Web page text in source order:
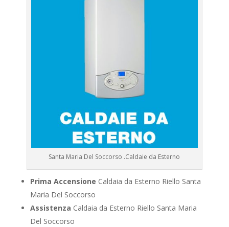
Santa Maria Del Soccorso .Caldaie da Esterno
Prima Accensione Caldaia da Esterno Riello Santa
Maria Del Soccorso
Assistenza Caldaia da Esterno Riello Santa Maria
Del Soccorso